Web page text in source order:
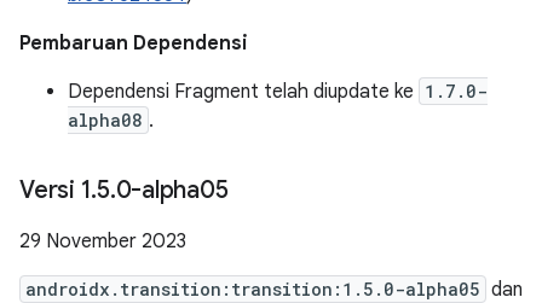
Pembaruan Dependensi
Dependensi Fragment telah diupdate ke 1.7.0-
alpha08 .
Versi 1.5.0-alpha05
29 November 2023
androidx.transition:transition:1.5.0-alpha05 dan